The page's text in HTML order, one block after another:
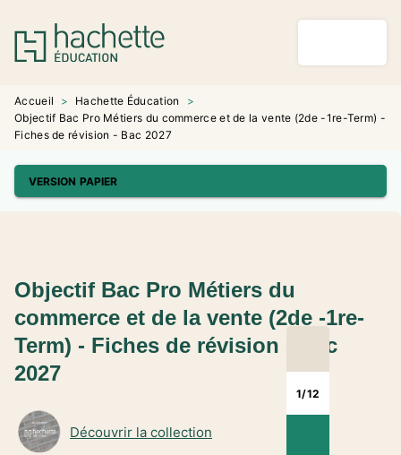
MENU RECHERCHE
PIED DE PAGE
Accueil > Hachette Éducation
>
Objectif Bac Pro Métiers du commerce et de la vente (2de -1re-Term) -
Fiches de révision - Bac 2027
VERSION PAPIER
1/12
Découvrir la collection
Objectif Bac Pro Métiers du
commerce et de la vente (2de -1re-
Term) - Fiches de révision - Bac
2027